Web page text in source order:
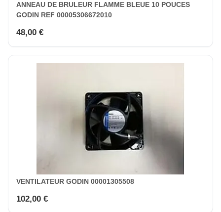
ANNEAU DE BRULEUR FLAMME BLEUE 10 POUCES
GODIN REF 00005306672010
48,00 €
VENTILATEUR GODIN 00001305508
102,00 €